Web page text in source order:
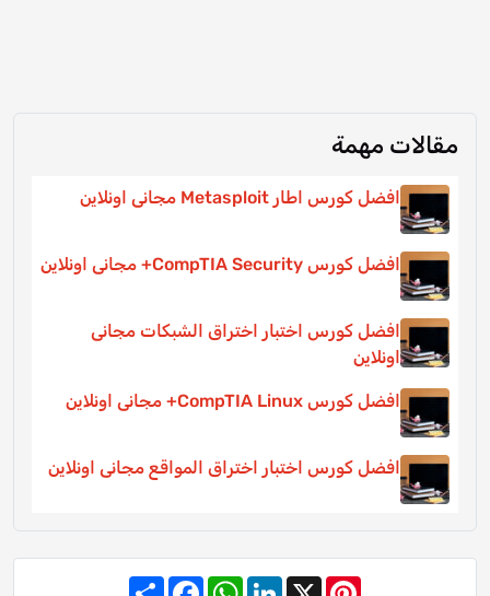
مقالات مهمة
افضل كورس اطار Metasploit مجانى اونلاين
افضل كورس CompTIA Security+ مجانى اونلاين
افضل كورس اختبار اختراق الشبكات مجانى
اونلاين
افضل كورس CompTIA Linux+ مجانى اونلاين
افضل كورس اختبار اختراق المواقع مجانى اونلاين
Share
Facebook
WhatsAppLinkedIn X
Pinterest